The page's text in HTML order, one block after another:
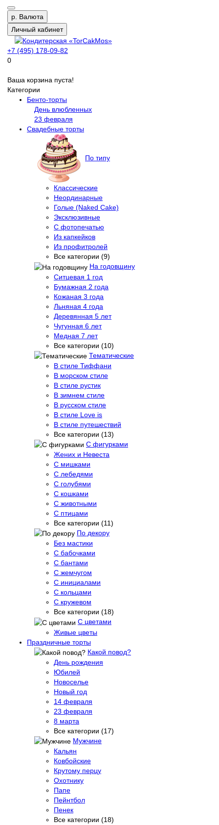
р. Валюта
Личный кабинет
+7 (495) 178-09-82
0
Ваша корзина пуста!
Категории
Бенто-торты
День влюбленных
23 февраля
Свадебные торты
По типу
Классические
Неординарные
Голые (Naked Cake)
Эксклюзивные
С фотопечатью
Из капкейков
Из профитролей
Все категории (9)
На годовщину
Ситцевая 1 год
Бумажная 2 года
Кожаная 3 года
Льняная 4 года
Деревянная 5 лет
Чугунная 6 лет
Медная 7 лет
Все категории (10)
Тематические
В стиле Тиффани
В морском стиле
В стиле рустик
В зимнем стиле
В русском стиле
В стиле Love is
В стиле путешествий
Все категории (13)
С фигурками
Жених и Невеста
С мишками
С лебедями
С голубями
С кошками
С животными
С птицами
Все категории (11)
По декору
Без мастики
С бабочками
С бантами
С жемчугом
С инициалами
С кольцами
С кружевом
Все категории (18)
С цветами
Живые цветы
Праздничные торты
Какой повод?
День рождения
Юбилей
Новоселье
Новый год
14 февраля
23 февраля
8 марта
Все категории (17)
Мужчине
Кальян
Ковбойские
Крутому перцу
Охотнику
Папе
Пейнтбол
Пенек
Все категории (18)